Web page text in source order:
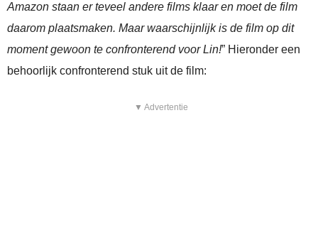
Amazon staan er teveel andere films klaar en moet de film
daarom plaatsmaken. Maar waarschijnlijk is de film op dit
moment gewoon te confronterend voor Lin!” Hieronder een
behoorlijk confronterend stuk uit de film:
▼ Advertentie